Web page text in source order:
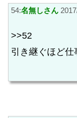
54:名無しさん
>>52
引き継ぐほど仕